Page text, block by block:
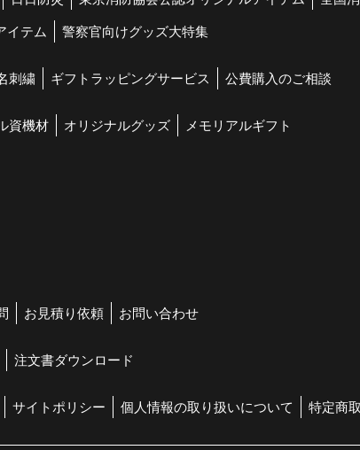
イテム 警察官向けグッズ大特集
刺繍 ギフトラッピングサービス 公費購入のご相談
資機材 オリジナルグッズ メモリアルギフト
お見積り依頼 お問い合わせ
注文書ダウンロード
サイトポリシー 個人情報の取り扱いについて 特定商